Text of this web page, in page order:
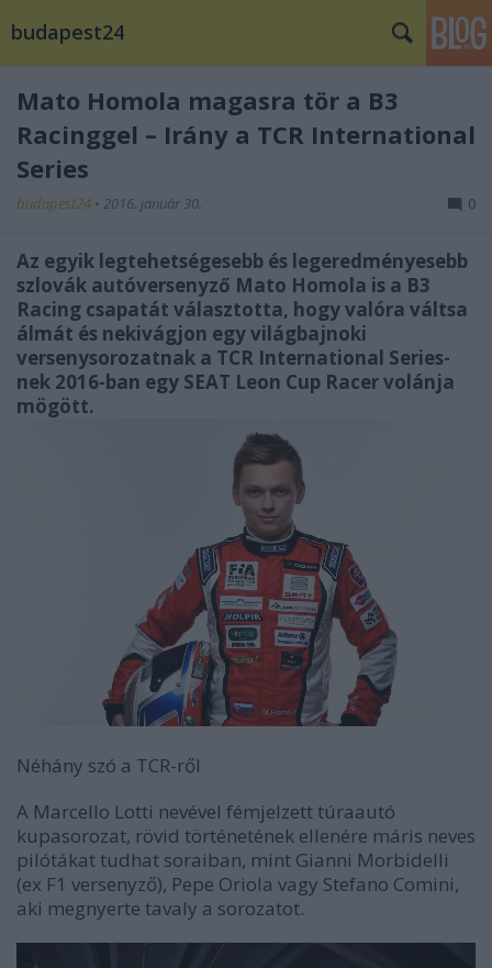
budapest24
Mato Homola magasra tör a B3
Racinggel – Irány a TCR International
Series
budapest24 • 2016. január 30. 0
Az egyik legtehetségesebb és legeredményesebb
szlovák autóversenyző Mato Homola is a B3
Racing csapatát választotta, hogy valóra váltsa
álmát és nekivágjon egy világbajnoki
versenysorozatnak a TCR International Series-
nek 2016-ban egy SEAT Leon Cup Racer volánja
mögött.
Néhány szó a TCR-ről
A Marcello Lotti nevével fémjelzett túraautó
kupasorozat, rövid történetének ellenére máris neves
pilótákat tudhat soraiban, mint Gianni Morbidelli
(ex F1 versenyző), Pepe Oriola vagy Stefano Comini,
aki megnyerte tavaly a sorozatot.